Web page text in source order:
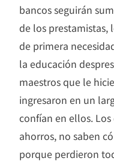
bancos seguirán
de los prestamistas,
de primera
la educación
maestros que le
ingresaron en un
confían en ellos.
ahorros, no saben
porque perdieron